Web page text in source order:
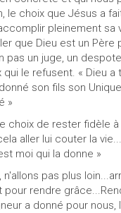
le choix que Jésus a
pleinement sa
que Dieu est un Père
pas un juge, un
le refusent. « Dieu a
son fils son
»
choix de rester fidèle
aller lui couter la
moi qui la donne »
pas plus
pour rendre
a donné pour nous,